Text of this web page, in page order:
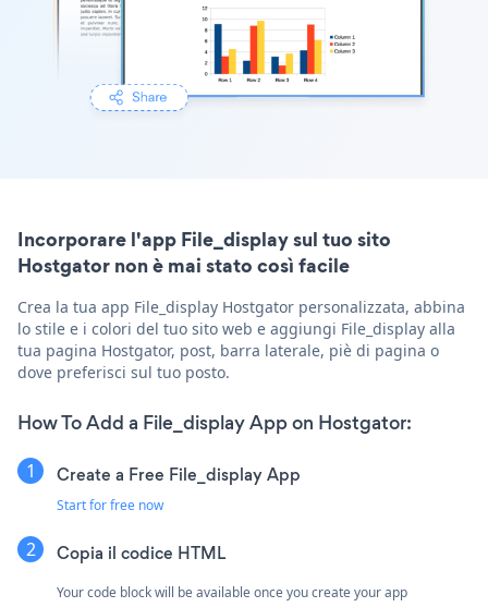
Incorporare l'app File_display sul tuo sito
Hostgator non è mai stato così facile
Crea la tua app File_display Hostgator personalizzata, abbina
lo stile e i colori del tuo sito web e aggiungi File_display alla
tua pagina Hostgator, post, barra laterale, piè di pagina o
dove preferisci sul tuo posto.
How To Add a File_display App on Hostgator:
Create a Free File_display App
Start for free now
Copia il codice HTML
Your code block will be available once you create your app